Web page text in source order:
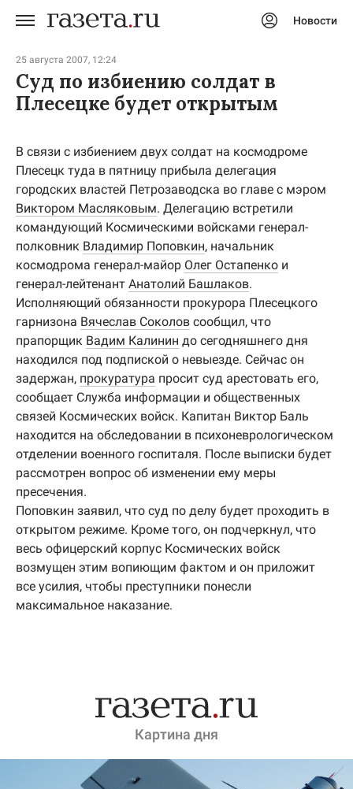
Новости
25 августа 2007, 12:24
Суд по избиению солдат в
Плесецке будет открытым
В связи с избиением двух солдат на космодроме
Плесецк туда в пятницу прибыла делегация
городских властей Петрозаводска во главе с мэром
Виктором Масляковым. Делегацию встретили
командующий Космическими войсками генерал-
полковник Владимир Поповкин, начальник
космодрома генерал-майор Олег Остапенко и
генерал-лейтенант Анатолий Башлаков.
Исполняющий обязанности прокурора Плесецкого
гарнизона Вячеслав Соколов сообщил, что
прапорщик Вадим Калинин до сегодняшнего дня
находился под подпиской о невыезде. Сейчас он
задержан, прокуратура просит суд арестовать его,
сообщает Служба информации и общественных
связей Космических войск. Капитан Виктор Баль
находится на обследовании в психоневрологическом
отделении военного госпиталя. После выписки будет
рассмотрен вопрос об изменении ему меры
пресечения.
Поповкин заявил, что суд по делу будет проходить в
открытом режиме. Кроме того, он подчеркнул, что
весь офицерский корпус Космических войск
возмущен этим вопиющим фактом и он приложит
все усилия, чтобы преступники понесли
максимальное наказание.
Картина дня